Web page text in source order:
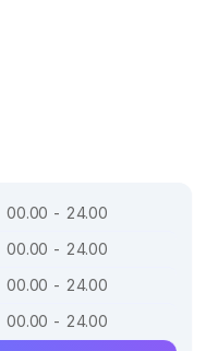
00.00 - 24.00
00.00 - 24.00
00.00 - 24.00
00.00 - 24.00